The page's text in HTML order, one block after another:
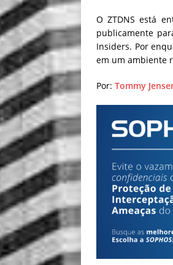
O ZTDNS está
publicamente
Insiders. Por
em um ambiente
Por: Tommy